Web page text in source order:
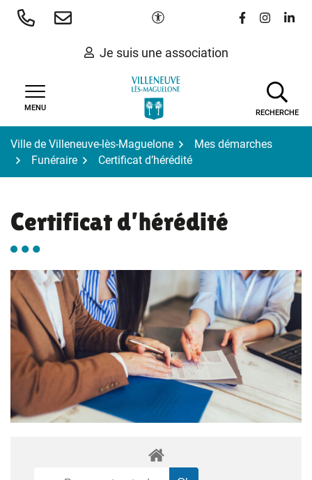
Aller
Paramètres d'accessibilité
Lien vers le
Lien vers
Lien
Je suis une association
MENU
RECHERCHE
Ville de Villeneuve-lès-Maguelone
Mes démarches
Funéraire
Certificat d’hérédité
Certificat d’hérédité